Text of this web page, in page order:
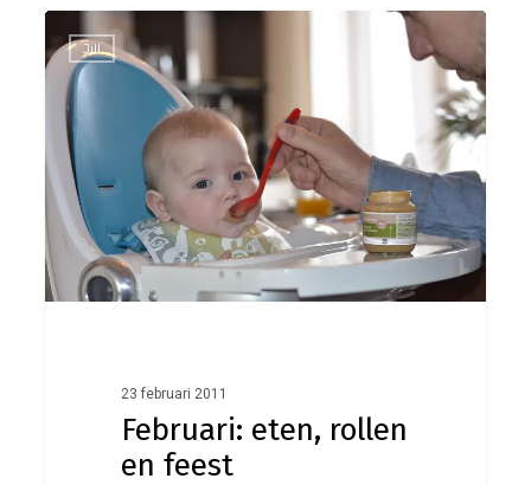
Februari:
eten,
rollen
feest
Jill
23 februari 2011
Februari: eten, rollen
en feest